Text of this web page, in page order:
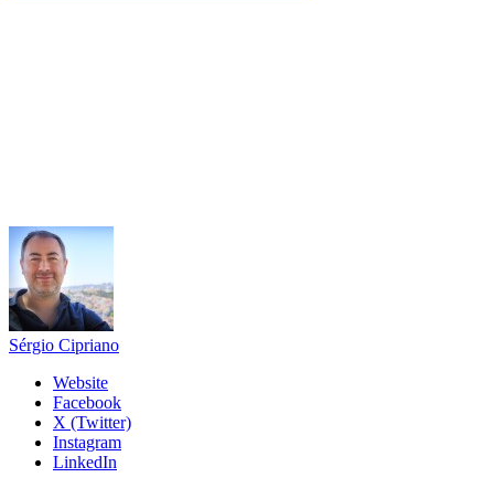
Sérgio Cipriano
Website
Facebook
X (Twitter)
Instagram
LinkedIn